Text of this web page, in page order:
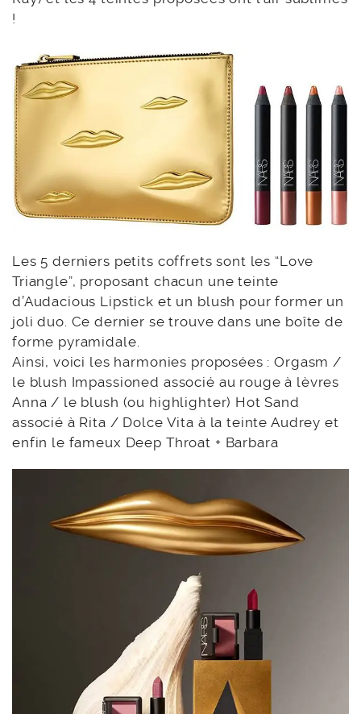
!
Les 5 derniers petits coffrets sont les “Love
Triangle”, proposant chacun une teinte
d’Audacious Lipstick et un blush pour former un
joli duo. Ce dernier se trouve dans une boîte de
forme pyramidale.
Ainsi, voici les harmonies proposées : Orgasm /
le blush Impassioned associé au rouge à lèvres
Anna / le blush (ou highlighter) Hot Sand
associé à Rita / Dolce Vita à la teinte Audrey et
enfin le fameux Deep Throat + Barbara